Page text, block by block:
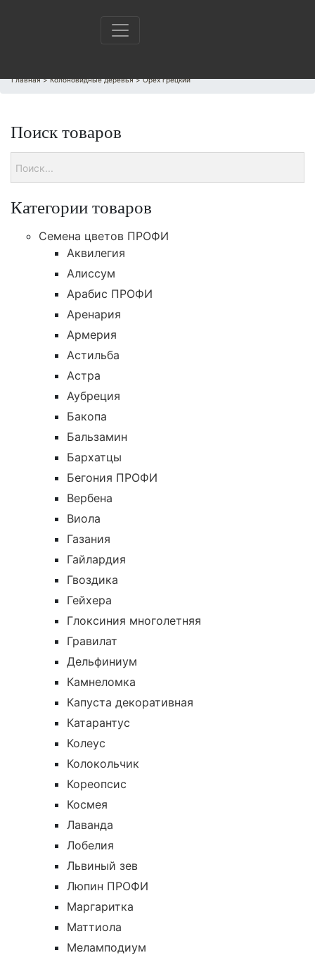
Главная>Колоновидные деревья>Орех грецкий
Поиск товаров
Категории товаров
Cемена цветов ПРОФИ
Аквилегия
Алиссум
Арабис ПРОФИ
Аренария
Армерия
Астильба
Астра
Аубреция
Бакопа
Бальзамин
Бархатцы
Бегония ПРОФИ
Вербена
Виола
Газания
Гайлардия
Гвоздика
Гейхера
Глоксиния многолетняя
Гравилат
Дельфиниум
Камнеломка
Капуста декоративная
Катарантус
Колеус
Колокольчик
Кореопсис
Космея
Лаванда
Лобелия
Львиный зев
Люпин ПРОФИ
Маргаритка
Маттиола
Меламподиум